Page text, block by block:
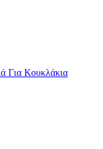
Για Κουκλάκια